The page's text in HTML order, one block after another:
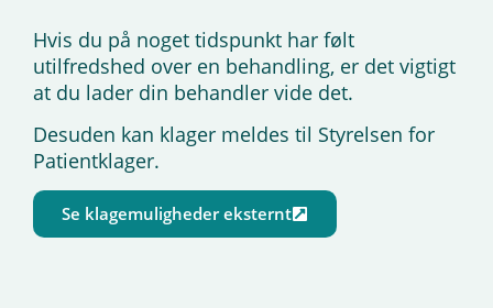
Hvis du på noget tidspunkt har følt
utilfredshed over en behandling, er det vigtigt
at du lader din behandler vide det.
Desuden kan klager meldes til Styrelsen for
Patientklager.
Se klagemuligheder eksternt